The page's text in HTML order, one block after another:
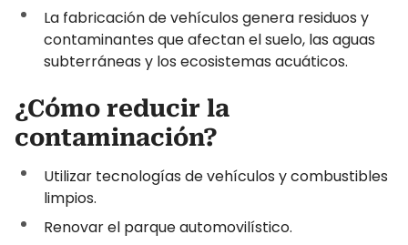
La fabricación de vehículos genera residuos y
contaminantes que afectan el suelo, las aguas
subterráneas y los ecosistemas acuáticos.
¿Cómo reducir la
contaminación?
Utilizar tecnologías de vehículos y combustibles
limpios.
Renovar el parque automovilístico.